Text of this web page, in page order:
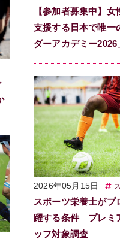
【参加者募集中】
支援する日本で唯一
ダーアカデミー
2026年05月15日
スポーツ栄養士がプ
躍する条件 プレミ
ッフ対象調査